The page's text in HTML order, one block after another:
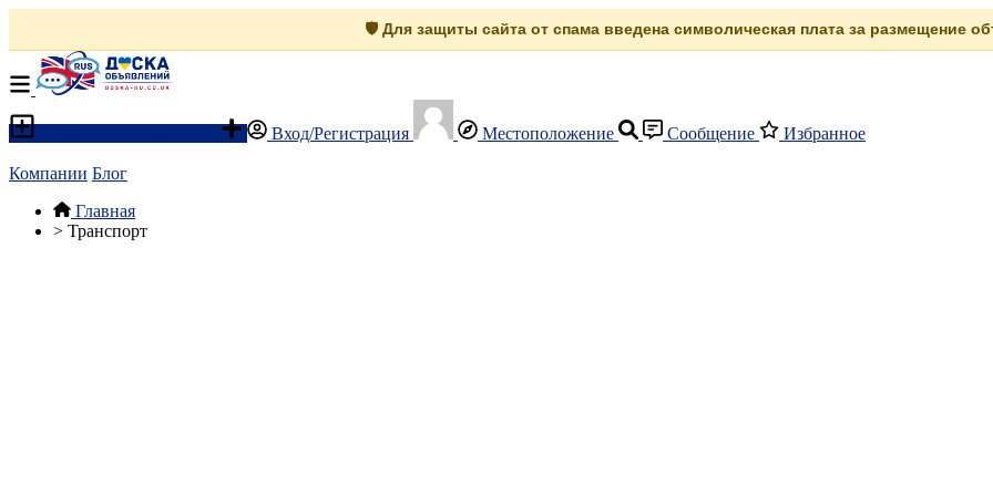
🛡️ Для защиты сайта от спама введена символическая плата за размещение
Вход/Регистрация Местоположение Сообщение Избранное
Компании Блог
Главная
> Транспорт